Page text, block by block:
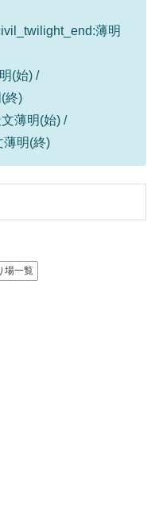
薄明
(始) /
終)
薄明(始) /
薄明(終)
場一覧